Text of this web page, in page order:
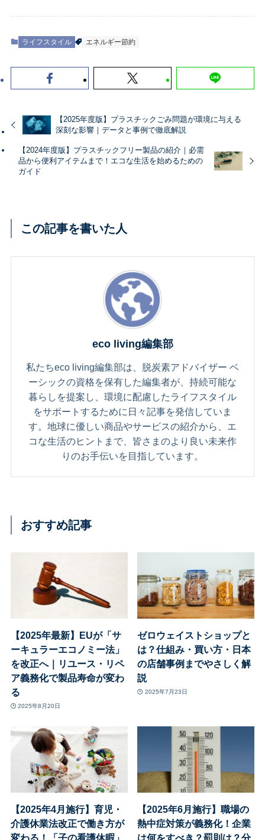
ライフスタイル エネルギー節約
【2025年度版】プラスチックごみ問題が環境に与える
深刻な影響｜データと事例で徹底解説
【2024年度版】プラスチックフリー製品の紹介｜必需
品から便利アイテムまで！エコな生活を始めるための
ガイド
この記事を書いた人
eco living編集部
私たちeco living編集部は、脱炭素アドバイザー ベ
ーシックの資格を保有した編集者が、持続可能な
暮らしを提案し、環境に配慮したライフスタイル
をサポートするために日々記事を発信していま
す。地球に優しい商品やサービスの紹介から、エ
コな生活のヒントまで、皆さまのより良い未来作
りのお手伝いを目指しています。
おすすめ記事
【2025年最新】EUが「サ
ーキュラーエコノミー法」
を改正へ｜リユース・リペ
ア義務化で製品寿命が変わ
る
2025年8月20日
ゼロウェイストショップと
は？仕組み・買い方・日本
の店舗事例までやさしく解
説
2025年7月23日
【2025年4月施行】育児・
介護休業法改正で働き方が
変わる！「子の看護休暇」
【2025年6月施行】職場の
熱中症対策が義務化！企業
は何をすべき？罰則は？分